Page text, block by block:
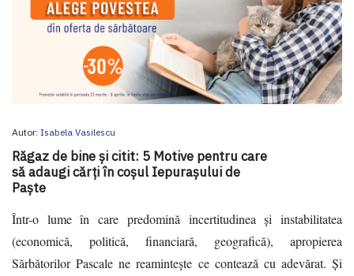
Autor: Isabela Vasilescu
Răgaz de bine și citit: 5 Motive pentru care
să adaugi cărți în coșul Iepurașului de
Paște
Într-o lume în care predomină incertitudinea și instabilitatea
(economică, politică, financiară, geografică), apropierea
Sărbătorilor Pascale ne reamintește ce contează cu adevărat. Și